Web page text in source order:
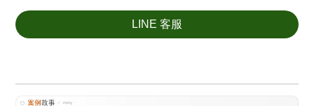
LINE 客服